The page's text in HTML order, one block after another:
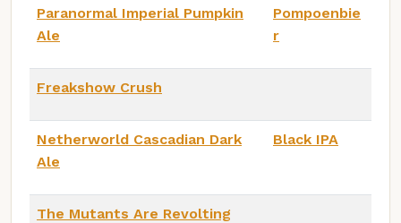
Paranormal Imperial Pumpkin
Ale
Pompoenbie
r
Freakshow Crush
Netherworld Cascadian Dark
Ale
Black IPA
The Mutants Are Revolting